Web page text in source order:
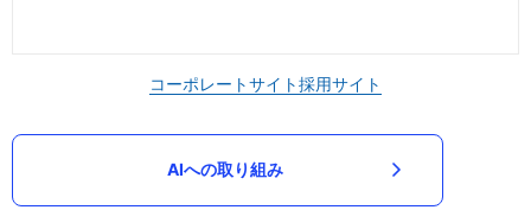
コーポレートサイト採用サイト
AIへの取り組み